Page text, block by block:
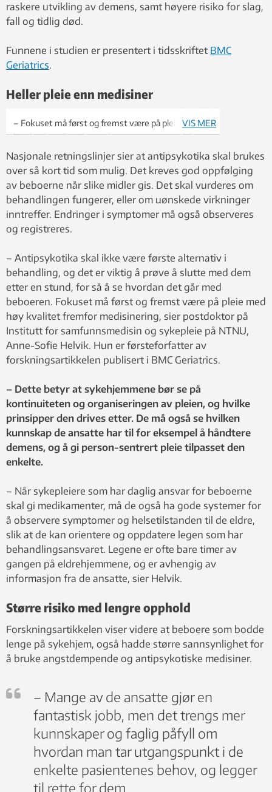
raskere utvikling av demens, samt høyere risiko for slag,
fall og tidlig død.
Funnene i studien er presentert i tidsskriftet BMC
Geriatrics.
Heller pleie enn medisiner
– Fokuset må først og fremst være på pleie med
høy kvalitet fremfor medisinering, sier postdoktor
på Institutt for samfunnsmedisin og sykepleie på
NTNU, Anne-Sofie Helvik. Foto: Frøy Katrine
Myrhol
VIS MER
Nasjonale retningslinjer sier at antipsykotika skal brukes
over så kort tid som mulig. Det kreves god oppfølging
av beboerne når slike midler gis. Det skal vurderes om
behandlingen fungerer, eller om uønskede virkninger
inntreffer. Endringer i symptomer må også observeres
og registreres.
– Antipsykotika skal ikke være første alternativ i
behandling, og det er viktig å prøve å slutte med dem
etter en stund, for så å se hvordan det går med
beboeren. Fokuset må først og fremst være på pleie med
høy kvalitet fremfor medisinering, sier postdoktor på
Institutt for samfunnsmedisin og sykepleie på NTNU,
Anne-Sofie Helvik. Hun er førsteforfatter av
forskningsartikkelen publisert i BMC Geriatrics.
– Dette betyr at sykehjemmene bør se på
kontinuiteten og organiseringen av pleien, og hvilke
prinsipper den drives etter. De må også se hvilken
kunnskap de ansatte har til for eksempel å håndtere
demens, og å gi person-sentrert pleie tilpasset den
enkelte.
– Når sykepleiere som har daglig ansvar for beboerne
skal gi medikamenter, må de også ha gode systemer for
å observere symptomer og helsetilstanden til de eldre,
slik at de kan orientere og oppdatere legen som har
behandlingsansvaret. Legene er ofte bare timer av
gangen på eldrehjemmene, og er avhengig av
informasjon fra de ansatte, sier Helvik.
Større risiko med lengre opphold
Forskningsartikkelen viser videre at beboere som bodde
lenge på sykehjem, også hadde større sannsynlighet for
å bruke angstdempende og antipsykotiske medisiner.
– Mange av de ansatte gjør en
fantastisk jobb, men det trengs mer
kunnskaper og faglig påfyll om
hvordan man tar utgangspunkt i de
enkelte pasientenes behov, og legger
til rette for dem.